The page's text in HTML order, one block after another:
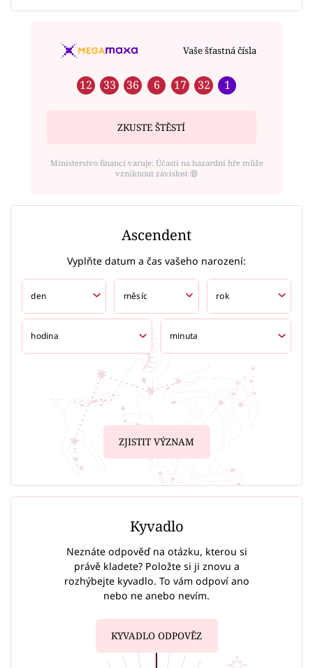
Vaše šťastná čísla
12 33 36 6 17 32 1
ZKUSTE ŠTĚSTÍ
Ministerstvo financí varuje: Účastí na hazardní hře může
vzniknout závislost ⑱
Ascendent
Vyplňte datum a čas vašeho narození:
ZJISTIT VÝZNAM
Kyvadlo
Neznáte odpověď na otázku, kterou si
právě kladete? Položte si ji znovu a
rozhýbejte kyvadlo. To vám odpoví ano
nebo ne anebo nevím.
KYVADLO ODPOVĚZ